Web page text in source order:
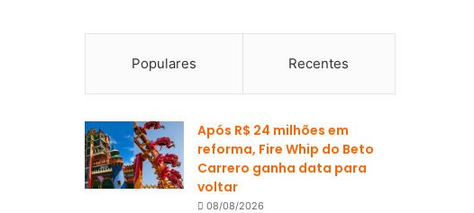
Populares Recentes
Após R$ 24 milhões em
reforma, Fire Whip do Beto
Carrero ganha data para
voltar
08/08/2026